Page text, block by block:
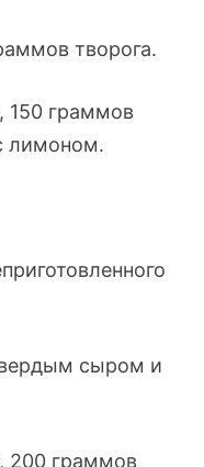
творога.
150 граммов
лимоном.
сыром и
200 граммов